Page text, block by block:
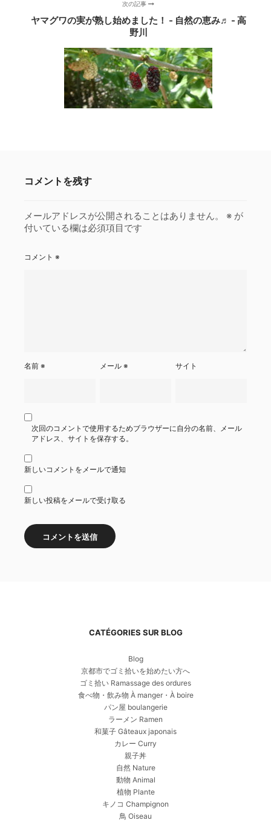
次の記事
ヤマグワの実が熟し始めました！ - 自然の恵み♬ - 高
野川
コメントを残す
メールアドレスが公開されることはありません。 ※ が
付いている欄は必須項目です
コメント ※
名前 ※ メール※ サイト
次回のコメントで使用するためブラウザーに自分の名前、メール
アドレス、サイトを保存する。
新しいコメントをメールで通知
新しい投稿をメールで受け取る
CATÉGORIES SUR BLOG
Blog
京都市でゴミ拾いを始めたい方へ
ゴミ拾い Ramassage des ordures
食べ物・飲み物 À manger・À boire
パン屋 boulangerie
ラーメン Ramen
和菓子 Gâteaux japonais
カレー Curry
親子丼
自然 Nature
動物 Animal
植物 Plante
キノコ Champignon
鳥 Oiseau